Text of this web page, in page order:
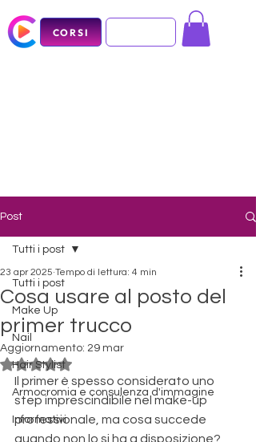
CORSI
Post
Tutti i post
Make Up
Nail
Hair Stylist
Armocromia e consulenza d'immagine
Informativi
Tutti i post
Cosa usare al posto del
primer trucco
23 apr 2025 Tempo di lettura: 4 min
Aggiornamento: 29 mar
Valutazione NaN stelle su 5.
Il primer è spesso considerato uno
step imprescindibile nel make-up
professionale, ma cosa succede
quando non lo si ha a disposizione?